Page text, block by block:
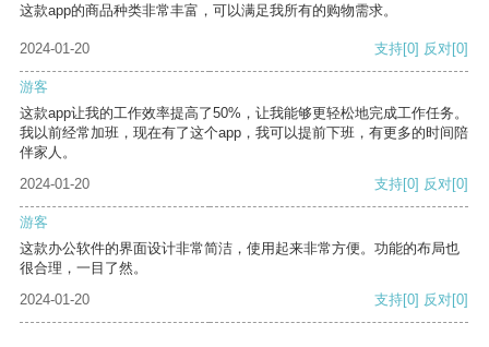
这款app的商品种类非常丰富，可以满足我所有的购物需求。
2024-01-20 支持[0] 反对[0]
游客
这款app让我的工作效率提高了50%，让我能够更轻松地完成工作任务。
我以前经常加班，现在有了这个app，我可以提前下班，有更多的时间陪
伴家人。
2024-01-20
支持[0] 反对[0]
游客
这款办公软件的界面设计非常简洁，使用起来非常方便。功能的布局也
很合理，一目了然。
2024-01-20
支持[0] 反对[0]